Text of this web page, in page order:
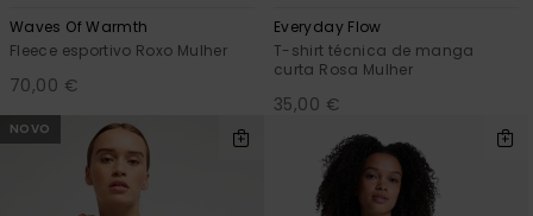
Waves Of Warmth
Fleece esportivo Roxo Mulher
70,00 €
Everyday Flow
T-shirt técnica de manga
curta Rosa Mulher
35,00 €
NOVO